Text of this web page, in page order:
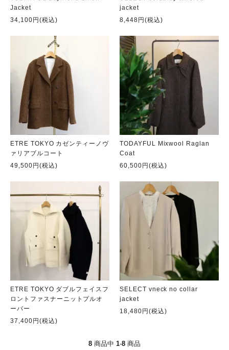
Jacket
34,100円(税込)
jacket
8,448円(税込)
ETRE TOKYO カゼンティーノヴ
ァリアブルコート
49,500円(税込)
TODAYFUL Mixwool Raglan
Coat
60,500円(税込)
ETRE TOKYO ダブルフェイスフ
ロントファスナーニットプルオ
ーバー
37,400円(税込)
SELECT vneck no collar
jacket
18,480円(税込)
8 商品中 1-8 商品